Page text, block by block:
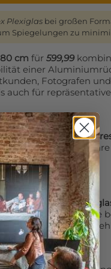
Plexiglas bei großen
Spiegelungen zu
cm für 599,99
einer
Fotografen
auch für
über viele
SieAnti-Reflex
und sorgt gerade
für optimalen